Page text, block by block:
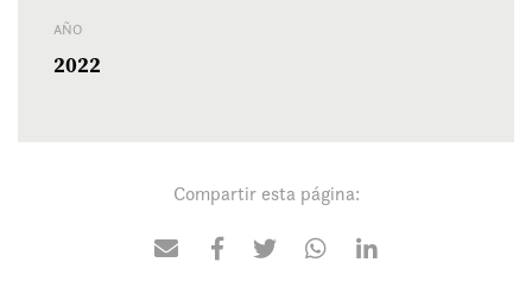
AÑO
2022
Compartir esta página: